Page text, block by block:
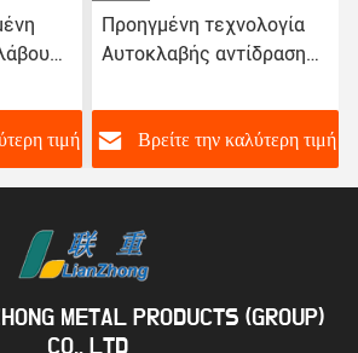
τιμή
Χημικές Φαρμακευτικές
και Τροφίμων
Βρείτε την καλύτερη τιμή
METAL PRODUCTS (GROUP)
CO., LTD